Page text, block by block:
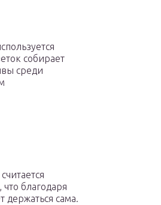
собирает
среди
благодаря
держаться сама.